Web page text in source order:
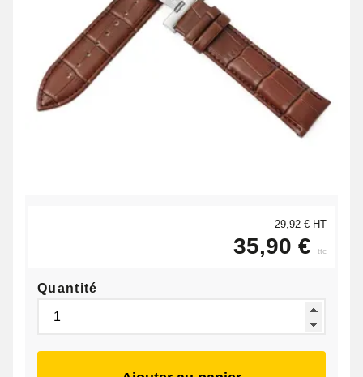
29,92 € HT
35,90 € ttc
Quantité